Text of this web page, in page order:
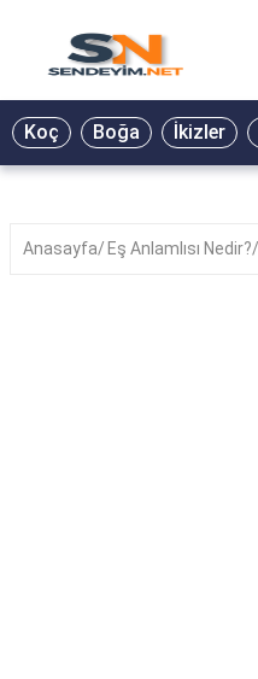
BİYOGRAFİ
GALERİ
Koç Boğa İkizler
Anasayfa Eş Anlamlısı Nedir?